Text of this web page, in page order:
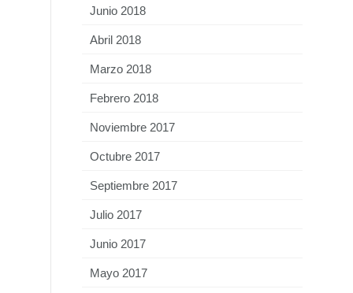
Junio 2018
Abril 2018
Marzo 2018
Febrero 2018
Noviembre 2017
Octubre 2017
Septiembre 2017
Julio 2017
Junio 2017
Mayo 2017